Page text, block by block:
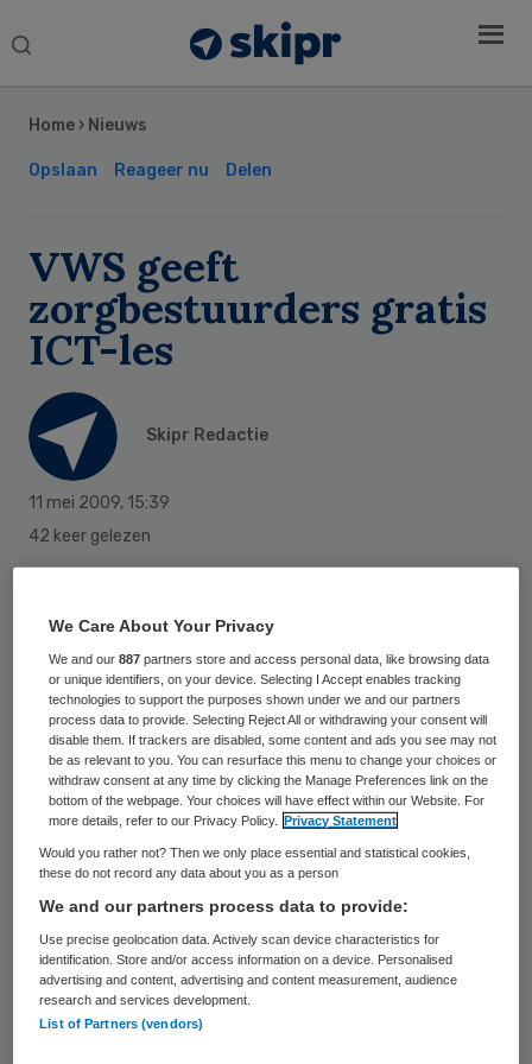
Search
Home › Nieuws
Opslaan Reageer nu Delen
VWS geeft
zorgbestuurders gratis
ICT-les
Skipr Redactie
11 mei 2009, 15:39
42 keer gelezen
met Syntens een campagne gestart om het
ICT-kennisniveau van zorgbestuurders te
verbeteren. Hierbij ligt het accent op “zorg
op afstand”, omdat buitenlandse
marktpartijen graag de Nederlandse markt
opgaan zodra deze is geprivatiseerd. Dat
meldt Syntens.
Zorgbestuurders zijn niet e-
aware
Syntensheeft in opdracht van VWS
Sidebar
We Care About Your Privacy
We and our887 partners store and access personal data, like browsing data
or unique identifiers, on your device. Selecting I Accept enables tracking
technologies to support the purposes shown under we and our partners
process data to provide. Selecting Reject All or withdrawing your consent will
disable them. If trackers are disabled, some content and ads you see may not
be as relevant to you. You can resurface this menu to change your choices or
withdraw consent at any time by clicking the Manage Preferences link on the
bottom of the webpage. Your choices will have effect within our Website. For
more details, refer to our Privacy Policy.
Privacy Statement
Would you rather not? Then we only place essential and statistical cookies,
these do not record any data about you as a person
We and our partners process data to provide:
Use precise geolocation data. Actively scan device characteristics for
identification. Store and/or access information on a device. Personalised
advertising and content, advertising and content measurement, audience
research and services development.
List of Partners (vendors)